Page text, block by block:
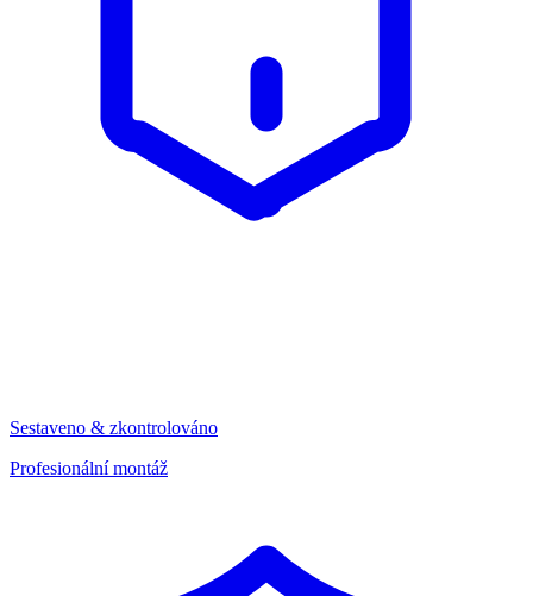
Sestaveno & zkontrolováno
Profesionální montáž